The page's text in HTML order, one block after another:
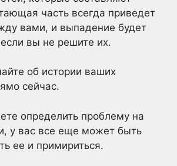
часть всегда приведет
вами, и выпадение будет
вы не решите их.
об истории ваших
сейчас.
определить проблему на
у вас все еще может быть
ее и примириться.